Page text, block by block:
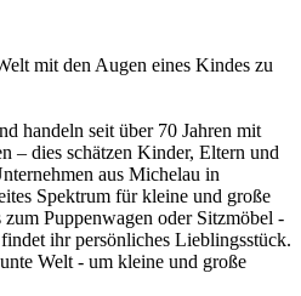
mit den Augen eines Kindes zu
handeln seit über 70 Jahren mit
– dies schätzen Kinder, Eltern und
aus Michelau in
Spektrum für kleine und große
Puppenwagen oder Sitzmöbel -
ihr persönliches Lieblingsstück.
Welt - um kleine und große